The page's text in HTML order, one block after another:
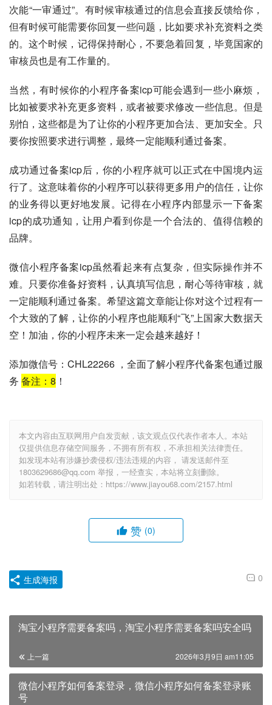
次能“一审通过”。有时候审核通过的信息会直接反馈给你，
但有时候可能需要你回复一些问题，比如要求补充资料之类
的。这个时候，记得保持耐心，不要急着回复，毕竟国家的
审核员也是有工作量的。
当然，有时候你的小程序备案icp可能会遇到一些小麻烦，
比如被要求补充更多资料，或者被要求修改一些信息。但是
别怕，这些都是为了让你的小程序更加合法、更加安全。只
要你按照要求进行调整，最终一定能顺利通过备案。
成功通过备案icp后，你的小程序就可以正式在中国境内运
行了。这意味着你的小程序可以获得更多用户的信任，让你
的业务得以更好地发展。记得在小程序内部显示一下备案
icp的成功通知，让用户看到你是一个合法的、值得信赖的
品牌。
微信小程序备案icp虽然看起来有点复杂，但实际操作并不
难。只要你准备好资料，认真填写信息，耐心等待审核，就
一定能顺利通过备案。希望这篇文章能让你对这个过程有一
个大致的了解，让你的小程序也能顺利“飞”上国家大数据天
空！加油，你的小程序未来一定会越来越好！
添加微信号：CHL22266 ，全面了解小程序代备案包通过服
务 备注： 8 ！
本文内容由互联网用户自发贡献，该文观点仅代表作者本人。本站
仅提供信息存储空间服务，不拥有所有权，不承担相关法律责任。
如发现本站有涉嫌抄袭侵权/违法违规的内容， 请发送邮件至
1803629686@qq.com 举报，一经查实，本站将立刻删除。
如若转载，请注明出处：https://www.jiayou68.com/2157.html
赞 (0)
0
生成海报
淘宝小程序需要备案吗，淘宝小程序需要备案吗安全吗
上一篇 2026年3月9日 am11:05
微信小程序如何备案登录，微信小程序如何备案登录账
号